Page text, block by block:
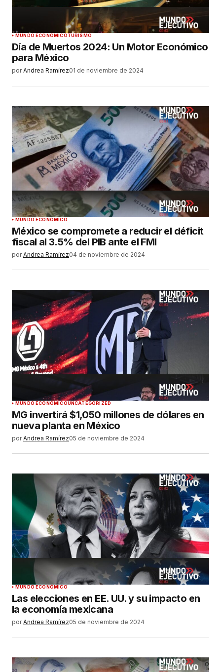
MUNDO ECONÓMICOTURISMO
Día de Muertos 2024: Un Motor Económico
para México
por Andrea Ramírez01 de noviembre de 2024
MUNDO ECONÓMICO
México se compromete a reducir el déficit
fiscal al 3.5% del PIB ante el FMI
por Andrea Ramírez04 de noviembre de 2024
MUNDO ECONÓMICOUNCATEGORIZED
MG invertirá $1,050 millones de dólares en
nueva planta en México
por Andrea Ramírez05 de noviembre de 2024
MUNDO ECONÓMICO
Las elecciones en EE. UU. y su impacto en
la economía mexicana
por Andrea Ramírez05 de noviembre de 2024